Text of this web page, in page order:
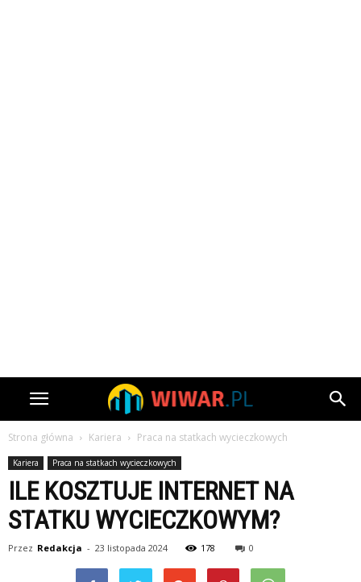
Strona główna Kariera Praca na statkach wycieczkowych
Kariera Praca na statkach wycieczkowych
ILE KOSZTUJE INTERNET NA
STATKU WYCIECZKOWYM?
Przez Redakcja - 23 listopada 2024 178 0